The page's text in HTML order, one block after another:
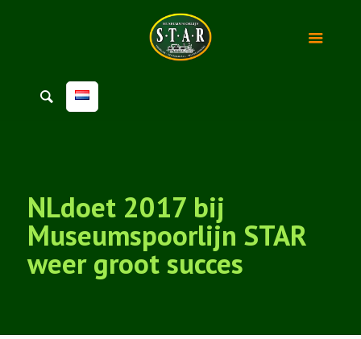
NLdoet 2017 bij
Museumspoorlijn STAR
weer groot succes